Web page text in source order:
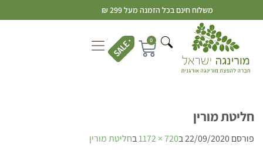
משלוח חינם בכל הזמנה מעל 299 ₪
0
חליטת מורין
פורסם22/09/2020ב720 × 1172 בחליטת מורין